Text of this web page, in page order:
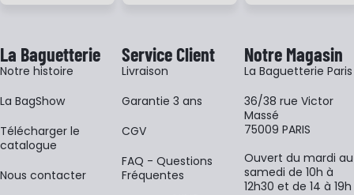
La Baguetterie
Notre histoire
La BagShow
​Télécharger le
catalogue
Nous contacter
Service Client
Livraison
Garantie 3 ans
CGV
FAQ - Questions
Fréquentes
Notre Magasin
La Baguetterie Paris
36/38 rue Victor
Massé
75009 PARIS
Ouvert du mardi au
samedi de 10h à
12h30 et de 14 à 19h